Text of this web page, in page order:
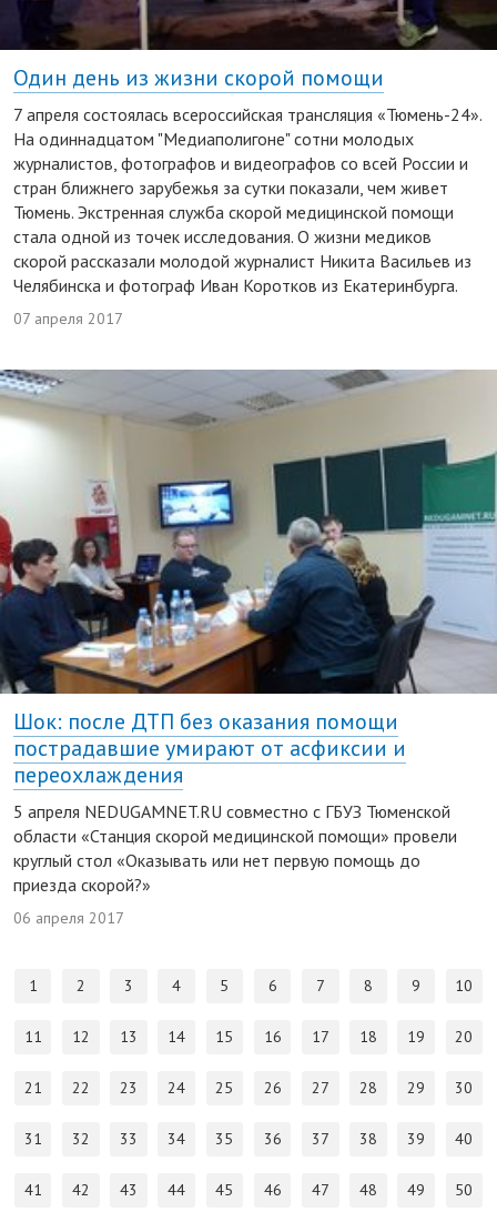
Один день из жизни скорой помощи
7 апреля состоялась всероссийская трансляция «Тюмень-24».
На одиннадцатом "Медиаполигоне" сотни молодых
журналистов, фотографов и видеографов со всей России и
стран ближнего зарубежья за сутки показали, чем живет
Тюмень. Экстренная служба скорой медицинской помощи
стала одной из точек исследования. О жизни медиков
скорой рассказали молодой журналист Никита Васильев из
Челябинска и фотограф Иван Коротков из Екатеринбурга.
07 апреля 2017
Шок: после ДТП без оказания помощи
пострадавшие умирают от асфиксии и
переохлаждения
5 апреля NEDUGAMNET.RU совместно с ГБУЗ Тюменской
области «Станция скорой медицинской помощи» провели
круглый стол «Оказывать или нет первую помощь до
приезда скорой?»
06 апреля 2017
1 2 3 4 5 6 7 8 9 10
11 12 13 14 15 16 17 18 19 20
21 22 23 24 25 26 27 28 29 30
31 32 33 34 35 36 37 38 39 40
41 42 43 44 45 46 47 48 49 50